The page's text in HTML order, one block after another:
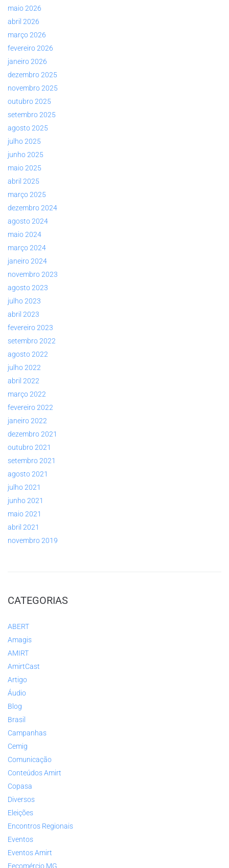
maio 2026
abril 2026
março 2026
fevereiro 2026
janeiro 2026
dezembro 2025
novembro 2025
outubro 2025
setembro 2025
agosto 2025
julho 2025
junho 2025
maio 2025
abril 2025
março 2025
dezembro 2024
agosto 2024
maio 2024
março 2024
janeiro 2024
novembro 2023
agosto 2023
julho 2023
abril 2023
fevereiro 2023
setembro 2022
agosto 2022
julho 2022
abril 2022
março 2022
fevereiro 2022
janeiro 2022
dezembro 2021
outubro 2021
setembro 2021
agosto 2021
julho 2021
junho 2021
maio 2021
abril 2021
novembro 2019
CATEGORIAS
ABERT
Amagis
AMIRT
AmirtCast
Artigo
Áudio
Blog
Brasil
Campanhas
Cemig
Comunicação
Conteúdos Amirt
Copasa
Diversos
Eleições
Encontros Regionais
Eventos
Eventos Amirt
Fecomércio MG